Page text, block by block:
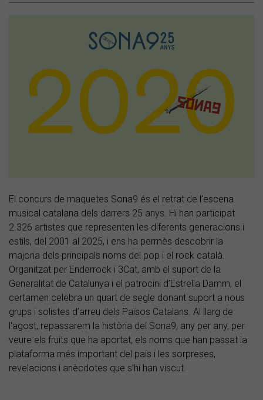
El concurs de maquetes Sona9 és el retrat de l’escena
musical catalana dels darrers 25 anys. Hi han participat
2.326 artistes que representen les diferents generacions i
estils, del 2001 al 2025, i ens ha permès descobrir la
majoria dels principals noms del pop i el rock català.
Organitzat per Enderrock i 3Cat, amb el suport de la
Generalitat de Catalunya i el patrocini d’Estrella Damm, el
certamen celebra un quart de segle donant suport a nous
grups i solistes d’arreu dels Països Catalans. Al llarg de
l'agost, repassarem la història del Sona9, any per any, per
veure els fruits que ha aportat, els noms que han passat la
plataforma més important del país i les sorpreses,
revelacions i anècdotes que s’hi han viscut.